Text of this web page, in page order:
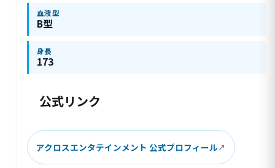
血液型
B型
身長
173
公式リンク
アクロスエンタテインメント 公式プロフィール